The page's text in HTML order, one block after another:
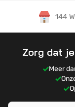
144
Zorg dat
Meer